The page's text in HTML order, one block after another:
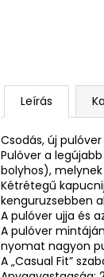
Leírás
Csodás, új
Pulóver a
bolyhos),
Kétrétegű
kenguruzsebben
A pulóver ujja és
A pulóver
nyomat nagyon
A „Casual Fit”